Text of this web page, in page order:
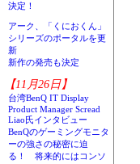
決定！
アーク、「くにおくん」
シリーズのポータルを更
新
新作の発売も決定
【11月26日】
台湾BenQ IT Display
Product Manager Scread
Liao氏インタビュー
BenQのゲーミングモニタ
ーの強さの秘密に迫
る！ 将来的にはコンソ